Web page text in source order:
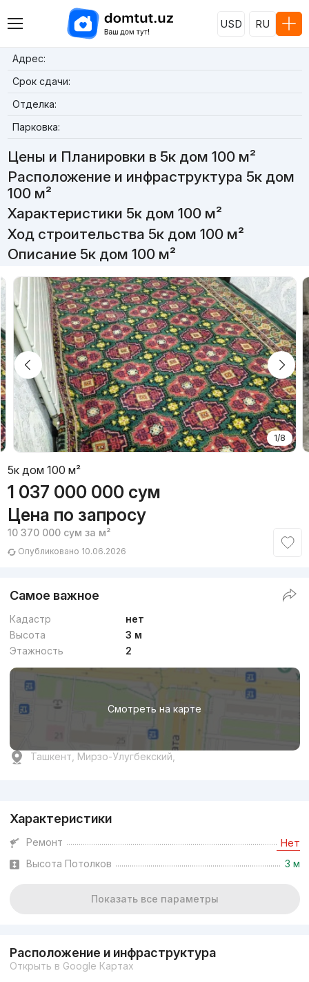
USD RU
Адрес:
Срок сдачи:
Отделка:
Парковка:
Цены и Планировки в 5к дом 100 м²
Расположение и инфраструктура 5к дом
100 м²
Характеристики 5к дом 100 м²
Ход строительства 5к дом 100 м²
Описание 5к дом 100 м²
1/8
5к дом 100 м²
1 037 000 000 сум
Цена по запросу
10 370 000 сум за м²
Опубликовано 10.06.2026
Самое важное
Кадастр
нет
Высота
3 м
Этажность
2
Смотреть на карте
Ташкент, Мирзо-Улугбекский,
Характеристики
Ремонт Нет
Высота Потолков 3 м
Показать все параметры
Расположение и инфраструктура
Открыть в Google Картах